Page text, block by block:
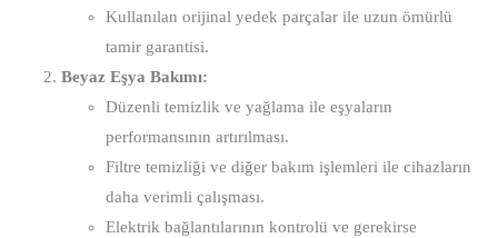
Kullanılan orijinal yedek parçalar ile uzun ömürlü
tamir garantisi.
Beyaz Eşya Bakımı:
Düzenli temizlik ve yağlama ile eşyaların
performansının artırılması.
Filtre temizliği ve diğer bakım işlemleri ile cihazların
daha verimli çalışması.
Elektrik bağlantılarının kontrolü ve gerekirse